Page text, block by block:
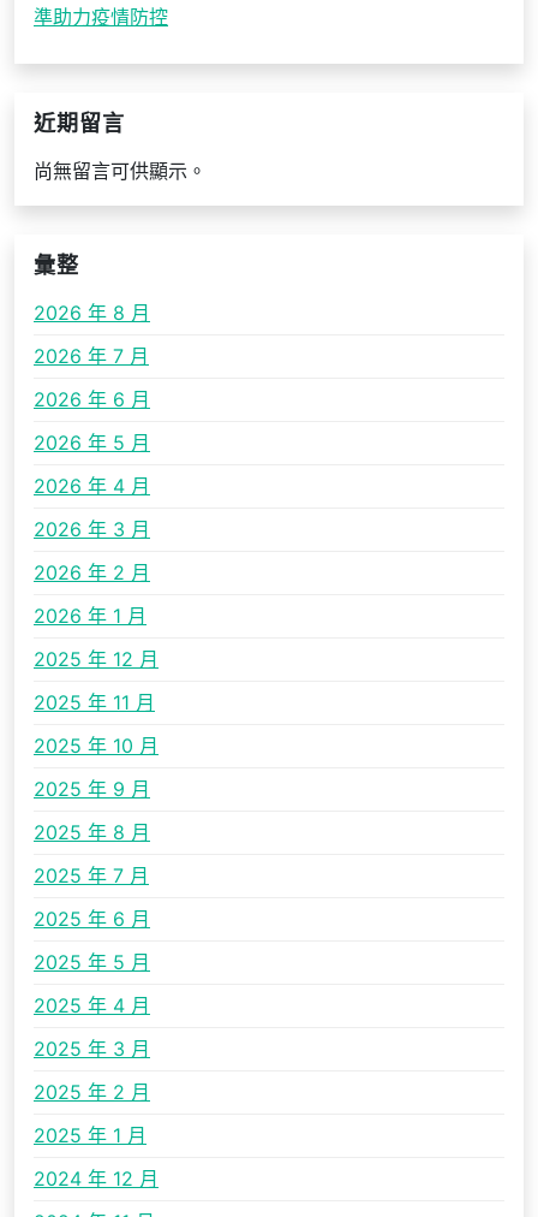
準助力疫情防控
近期留言
尚無留言可供顯示。
彙整
2026 年 8 月
2026 年 7 月
2026 年 6 月
2026 年 5 月
2026 年 4 月
2026 年 3 月
2026 年 2 月
2026 年 1 月
2025 年 12 月
2025 年 11 月
2025 年 10 月
2025 年 9 月
2025 年 8 月
2025 年 7 月
2025 年 6 月
2025 年 5 月
2025 年 4 月
2025 年 3 月
2025 年 2 月
2025 年 1 月
2024 年 12 月